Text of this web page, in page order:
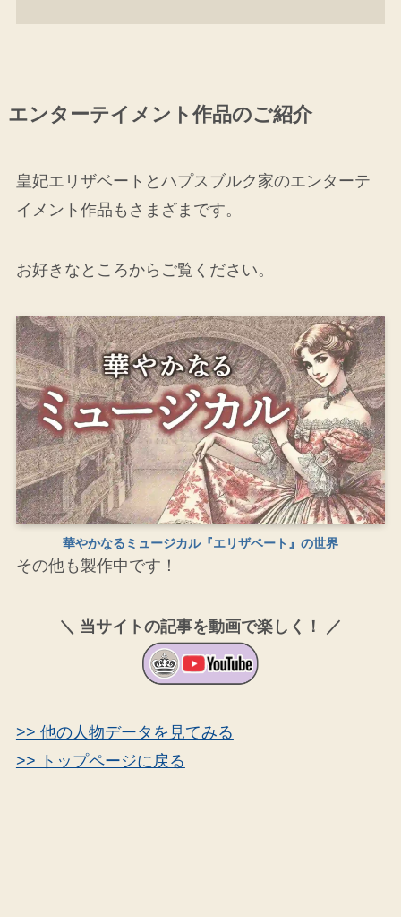
エンターテイメント作品のご紹介
皇妃エリザベートとハプスブルク家のエンターテ
イメント作品もさまざまです。
お好きなところからご覧ください。
華やかなるミュージカル『エリザベート』の世界
その他も製作中です！
＼ 当サイトの記事を動画で楽しく！ ／
>> 他の人物データを見てみる
>> トップページに戻る